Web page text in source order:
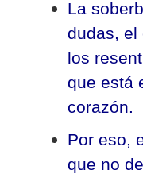
La
dudas, el
los
que está
corazón.
Por eso,
que no